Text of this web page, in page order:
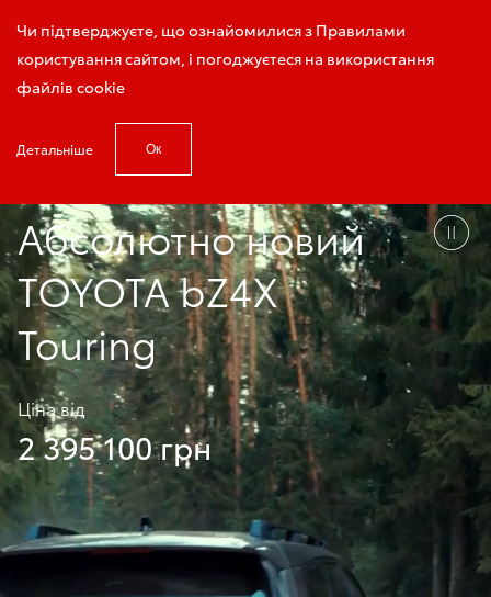
Чи підтверджуєте, що ознайомилися з Правилами
користування сайтом, і погоджуєтеся на використання
файлів cookie
Детальніше Ок
Запис на тест-драйв
Головна Модельний ряд
Абсолютно новий
TOYOTA bZ4X
Touring
Ціна від
2 395 100 грн